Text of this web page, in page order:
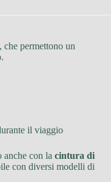
, che permettono un
il viaggio
anche con la cintura di
con diversi modelli di